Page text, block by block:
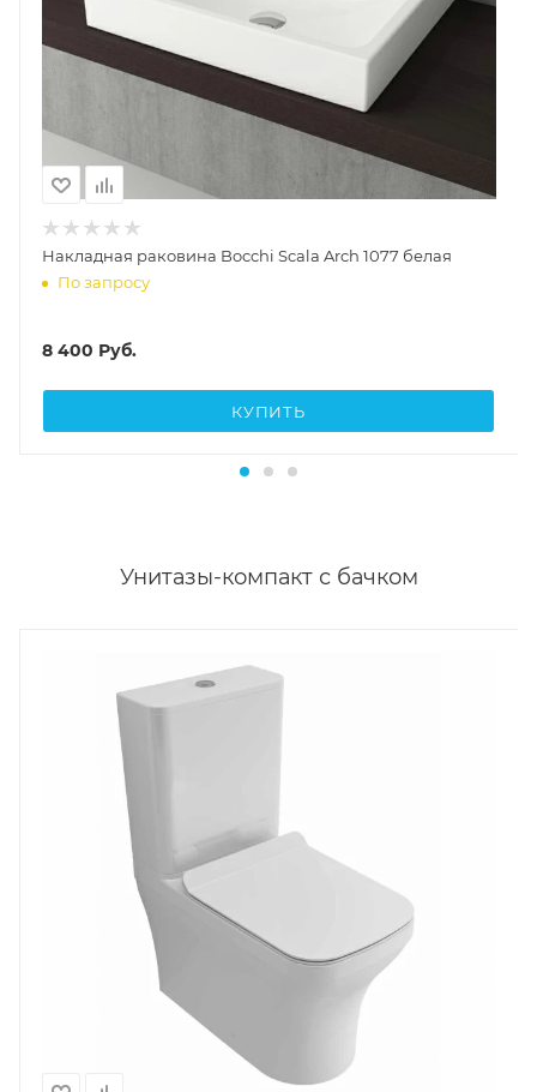
Накладная раковина Bocchi Scala Arch 1077 белая
По запросу
8 400 Руб.
КУПИТЬ
Унитазы-компакт с бачком